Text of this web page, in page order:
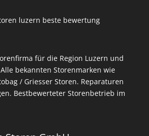
für die Region Luzern und
bekannten Storenmarken wie
/ Griesser Storen. Reparaturen
Bestbewerteter Storenbetrieb im